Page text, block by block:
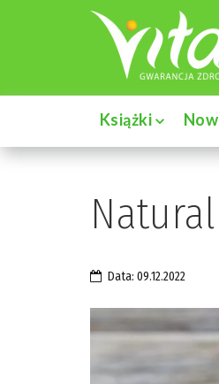
Książki
Data: 09.12.2022